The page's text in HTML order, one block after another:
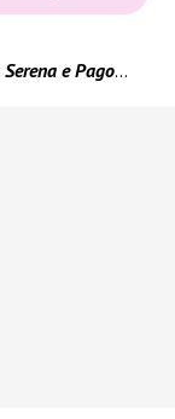
Serena e Pago…